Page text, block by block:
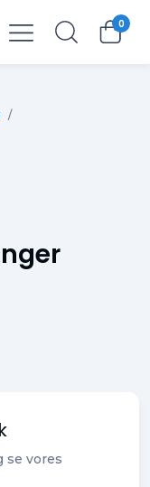
0
/
se vores